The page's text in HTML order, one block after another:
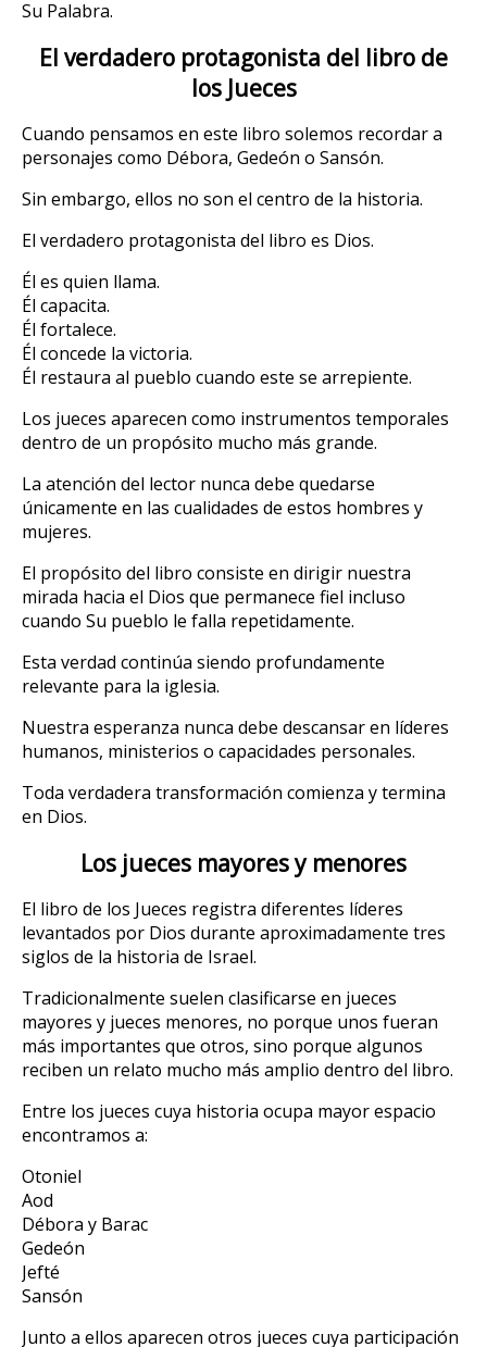
Su Palabra.
El verdadero protagonista del libro de
los Jueces
Cuando pensamos en este libro solemos recordar a
personajes como Débora, Gedeón o Sansón.
Sin embargo, ellos no son el centro de la historia.
El verdadero protagonista del libro es Dios.
Él es quien llama.
Él capacita.
Él fortalece.
Él concede la victoria.
Él restaura al pueblo cuando este se arrepiente.
Los jueces aparecen como instrumentos temporales
dentro de un propósito mucho más grande.
La atención del lector nunca debe quedarse
únicamente en las cualidades de estos hombres y
mujeres.
El propósito del libro consiste en dirigir nuestra
mirada hacia el Dios que permanece fiel incluso
cuando Su pueblo le falla repetidamente.
Esta verdad continúa siendo profundamente
relevante para la iglesia.
Nuestra esperanza nunca debe descansar en líderes
humanos, ministerios o capacidades personales.
Toda verdadera transformación comienza y termina
en Dios.
Los jueces mayores y menores
El libro de los Jueces registra diferentes líderes
levantados por Dios durante aproximadamente tres
siglos de la historia de Israel.
Tradicionalmente suelen clasificarse en jueces
mayores y jueces menores, no porque unos fueran
más importantes que otros, sino porque algunos
reciben un relato mucho más amplio dentro del libro.
Entre los jueces cuya historia ocupa mayor espacio
encontramos a:
Otoniel
Aod
Débora y Barac
Gedeón
Jefté
Sansón
Junto a ellos aparecen otros jueces cuya participación